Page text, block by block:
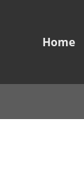
Home